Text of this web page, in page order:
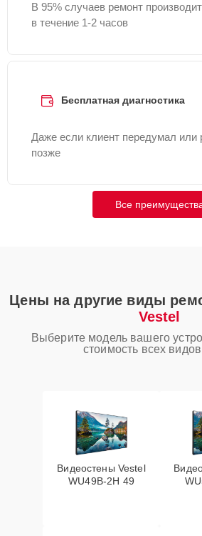
В 95% случаев ремонт
в течение 1-2 часов
Бесплатная диагностика
Даже если клиент передумал или
позже
Все
Цены на другие виды
Vestel
Выберите модель вашего
стоимость всех
Видеостены Vestel
WU49B-2H 49